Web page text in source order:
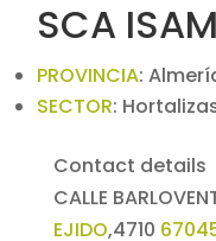
SCA
PROVINCIA:
SECTOR:
Contact details
CALLE
EJIDO,4710